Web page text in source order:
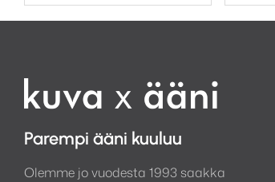
Parempi ääni kuuluu
Olemme jo vuodesta 1993 saakka